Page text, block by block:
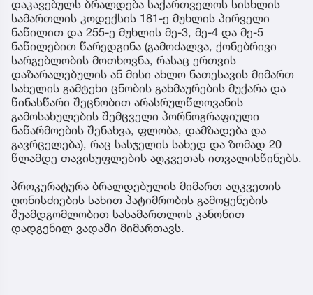
დაკავებულს ბრალდება საქართველოს სისხლის
სამართლის კოდექსის 181-ე მუხლის პირველი
ნაწილით და 255-ე მუხლის მე-3, მე-4 და მე-5
ნაწილებით წარედგინა (გამოძალვა, ქონებრივი
სარგებლობის მოთხოვნა, რასაც ერთვის
დაზარალებულის ან მისი ახლო ნათესავის მიმართ
სახელის გამტეხი ცნობის გახმაურების მუქარა და
წინასწარი შეცნობით არასრულწლოვანის
გამოსახულების შემცველი პორნოგრაფიული
ნაწარმოების შენახვა, ფლობა, დამზადება და
გავრცელება), რაც სასჯელის სახედ და ზომად 20
წლამდე თავისუფლების აღკვეთას ითვალისწინებს.
პროკურატურა ბრალდებულის მიმართ აღკვეთის
ღონისძიების სახით პატიმრობის გამოყენების
შუამდგომლობით სასამართლოს კანონით
დადგენილ ვადაში მიმართავს.